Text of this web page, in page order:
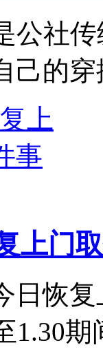
公社
己的
上门
日恢
1.30